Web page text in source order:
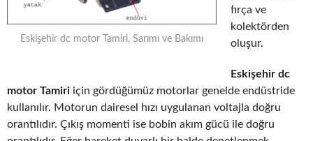
Eskişehir dc motor Tamiri, Sarımı ve Bakımı
fırça ve
kolektörden
oluşur.
Eskişehir dc
motor Tamiri için gördüğümüz motorlar genelde endüstride
kullanılır. Motorun dairesel hızı uygulanan voltajla doğru
orantılıdır. Çıkış momenti ise bobin akım gücü ile doğru